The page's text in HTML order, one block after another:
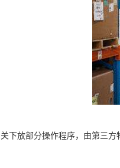
关下放部分操作程序，由第三